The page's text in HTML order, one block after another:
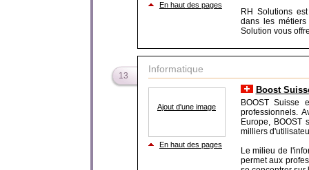
En haut des pages
RH Solutions
dans les
Solution vous
13
Informatique
Ajout d'une image
En haut des pages
Boost
BOOST Suisse
professionnels.
Europe, BOOST
milliers
Le milieu de
permet aux